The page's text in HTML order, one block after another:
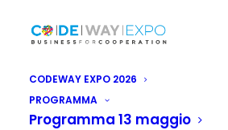
CODEWAY EXPO 2026
PROGRAMMA
Programma 13 maggio